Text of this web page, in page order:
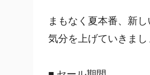
まもなく夏本番、新
気分を上げていきまし